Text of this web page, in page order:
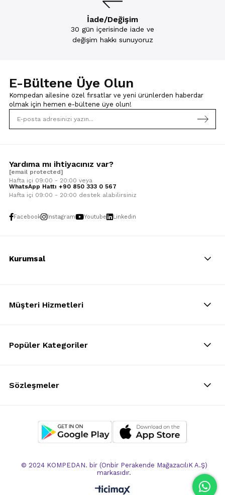
İade/Değişim
30 gün içerisinde iade ve
değişim hakkı sunuyoruz
E-Bültene Üye Olun
Kompedan ailesine özel fırsatlar ve yeni ürünlerden haberdar
olmak için hemen e-bültene üye olun!
Yardıma mı ihtiyacınız var?
[email protected]
Hafta içi 09:00 - 20:00 veya
WhatsApp Hattı +90 850 333 0 567
Hafta içi 09:00 - 20:00 destek alabilirsiniz
Facebook Instagram Youtube Linkedin
Kurumsal
Müşteri Hizmetleri
Popüler Kategoriler
Sözleşmeler
© 2024 KOMPEDAN. bir (Onbir Perakende MağazacılıK A.Ş)
markasıdır.